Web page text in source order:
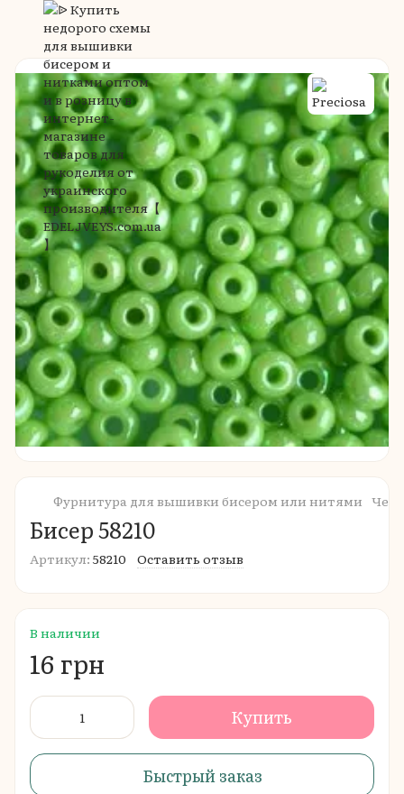
Фурнитура для вышивки бисером или нитями
Бисер 58210
Артикул: 58210 Оставить отзыв
В наличии
16 грн
Купить
Быстрый заказ